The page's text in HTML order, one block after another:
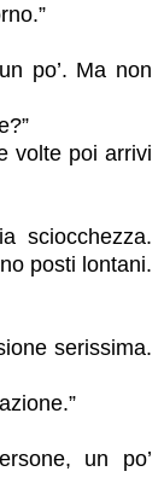
po’. Ma non
volte poi arrivi
sciocchezza.
posti lontani.
serissima.
un po’